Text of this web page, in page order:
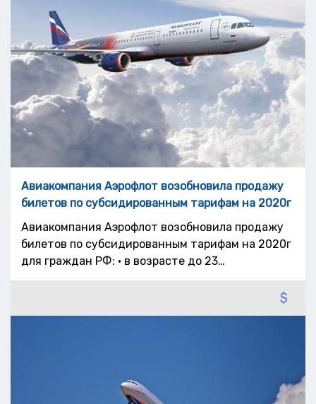
Авиакомпания Аэрофлот возобновила продажу
билетов по субсидированным тарифам на 2020г
Авиакомпания Аэрофлот возобновила продажу
билетов по субсидированным тарифам на 2020г
для граждан РФ: • в возрасте до 23…
$